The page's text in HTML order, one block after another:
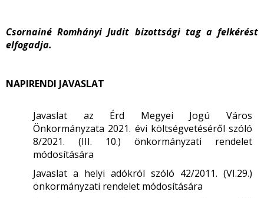
Csornainé Romhányi Judit bizottsági tag a felkérést
elfogadja.
NAPIRENDI JAVASLAT
Javaslat az Érd Megyei Jogú Város
Önkormányzata 2021. évi költségvetéséről szóló
8/2021. (III. 10.) önkormányzati rendelet
módosítására
Javaslat a helyi adókról szóló 42/2011. (VI.29.)
önkormányzati rendelet módosítására